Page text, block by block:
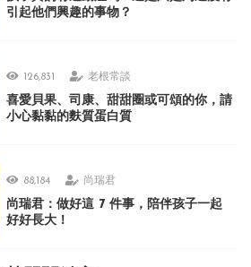
引起他們興趣的事物？
126,831 老根常談
喜愛貝果、司康、甜甜圈或可頌的你，請
小心黏黏的麩質蛋白質
88,184 尚瑞君
尚瑞君：做好這 7 件事，陪伴孩子一起
好好長大！